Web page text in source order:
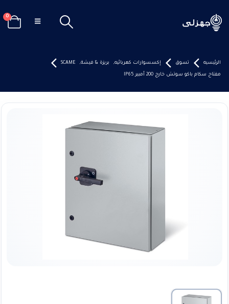
0
الرئيسيه تسوق إكسسوارات كهربائيه, بريزة & فيشة,
SCAME
مفتاح سكام باكو سوتش خارج 200 أمبير IP65